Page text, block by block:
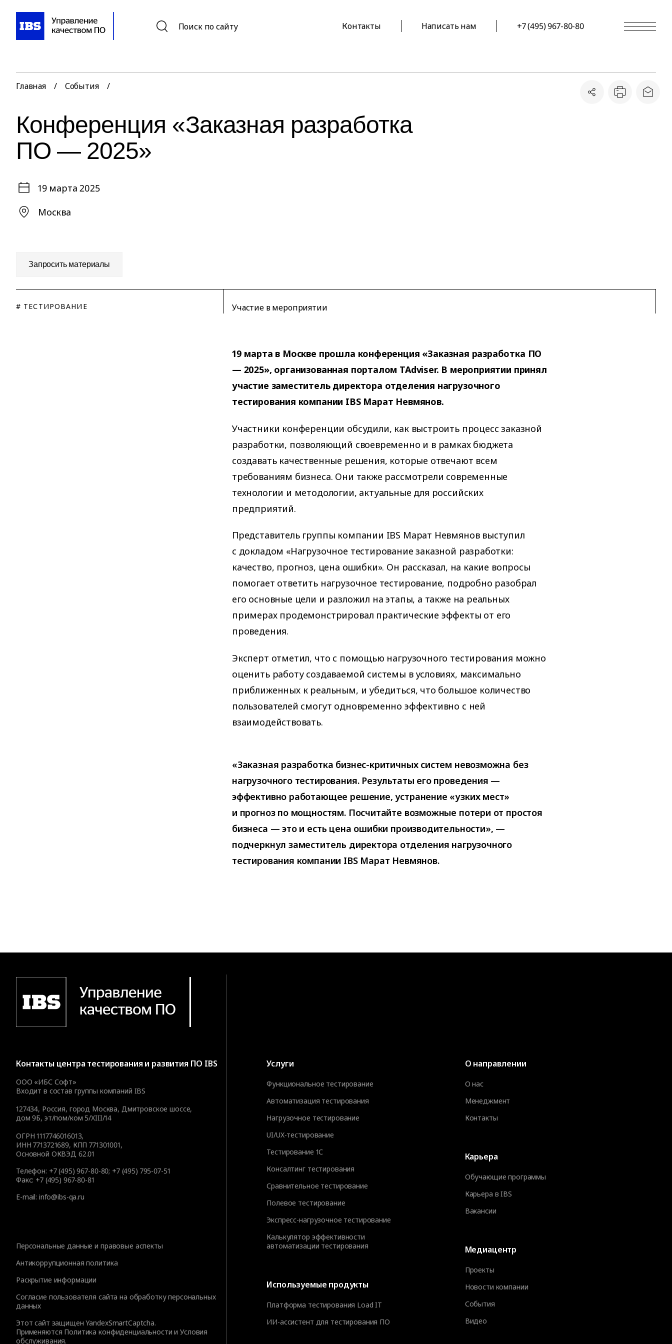
Поиск по сайту Контакты Написать нам +7 (495) 967-80-80
Главная / События /
Конференция «Заказная разработка
ПО — 2025»
19 марта 2025
Москва
Запросить материалы
# ТЕСТИРОВАНИЕ Участие в мероприятии
19 марта в Москве прошла конференция «Заказная разработка ПО
— 2025», организованная порталом TAdviser. В мероприятии принял
участие заместитель директора отделения нагрузочного
тестирования компании IBS Марат Невмянов.
Участники конференции обсудили, как выстроить процесс заказной
разработки, позволяющий своевременно и в рамках бюджета
создавать качественные решения, которые отвечают всем
требованиям бизнеса. Они также рассмотрели современные
технологии и методологии, актуальные для российских
предприятий.
Представитель группы компании IBS Марат Невмянов выступил
с докладом «Нагрузочное тестирование заказной разработки:
качество, прогноз, цена ошибки». Он рассказал, на какие вопросы
помогает ответить нагрузочное тестирование, подробно разобрал
его основные цели и разложил на этапы, а также на реальных
примерах продемонстрировал практические эффекты от его
проведения.
Эксперт отметил, что с помощью нагрузочного тестирования можно
оценить работу создаваемой системы в условиях, максимально
приближенных к реальным, и убедиться, что большое количество
пользователей смогут одновременно эффективно с ней
взаимодействовать.
«Заказная разработка бизнес-критичных систем невозможна без
нагрузочного тестирования. Результаты его проведения —
эффективно работающее решение, устранение «узких мест»
и прогноз по мощностям. Посчитайте возможные потери от простоя
бизнеса — это и есть цена ошибки производительности», —
подчеркнул заместитель директора отделения нагрузочного
тестирования компании IBS Марат Невмянов.
Контакты центра тестирования и развития ПО IBS
ООО «ИБС Софт»
Входит в состав группы компаний IBS
127434, Россия, город Москва, Дмитровское шоссе,
дом 9Б, эт/пом/ком 5/XIII/14
ОГРН 1117746016013,
ИНН 7713721689, КПП 771301001,
Основной ОКВЭД 62.01
Телефон: +7 (495) 967-80-80; +7 (495) 795-07-51
Факс: +7 (495) 967-80-81
E-mail: info@ibs-qa.ru
Персональные данные и правовые аспекты
Антикоррупционная политика
Раскрытие информации
Согласие пользователя сайта на обработку персональных
данных
Этот сайт защищен YandexSmartCaptcha.
Применяются Политика конфиденциальности иУсловия
обслуживания.
Услуги
Функциональное тестирование
Автоматизация тестирования
Нагрузочное тестирование
UI/UX-тестирование
Тестирование 1С
Консалтинг тестирования
Сравнительное тестирование
Полевое тестирование
Экспресс-нагрузочное тестирование
Калькулятор эффективности
автоматизации тестирования
Используемые продукты
Платформа тестирования Load IT
ИИ-ассистент для тестирования ПО
О направлении
О нас
Менеджмент
Контакты
Карьера
Обучающие программы
Карьера в IBS
Вакансии
Медиацентр
Проекты
Новости компании
События
Видео